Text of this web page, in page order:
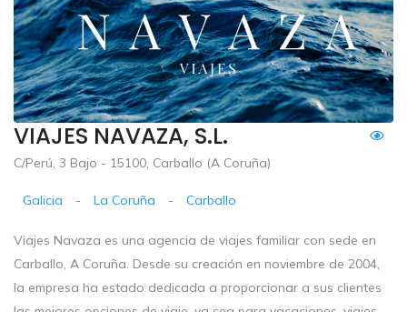
VIAJES NAVAZA, S.L.
C/Perú, 3 Bajo - 15100, Carballo (A Coruña)
Galicia - La Coruña - Carballo
Viajes Navaza es una agencia de viajes familiar con sede en
Carballo, A Coruña. Desde su creación en noviembre de 2004,
la empresa ha estado dedicada a proporcionar a sus clientes